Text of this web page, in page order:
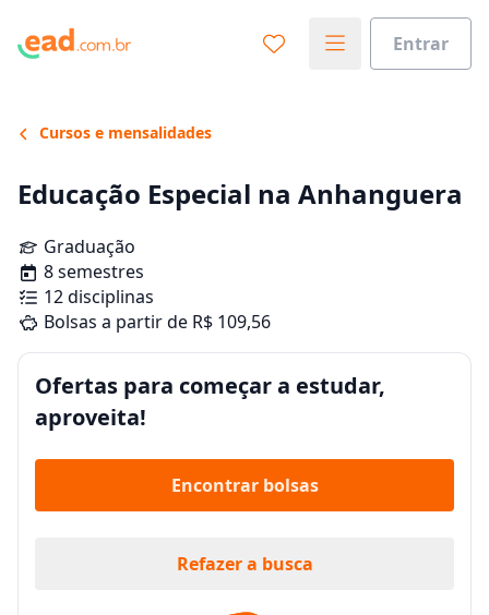
Entrar
Cursos e mensalidades
Educação Especial na Anhanguera
Graduação
8 semestres
12 disciplinas
Bolsas a partir de R$ 109,56
Ofertas para começar a estudar,
aproveita!
Encontrar bolsas
Refazer a busca